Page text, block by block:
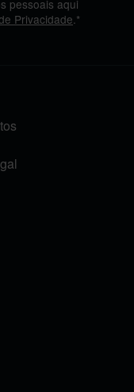
pessoais aqui
Privacidade.*